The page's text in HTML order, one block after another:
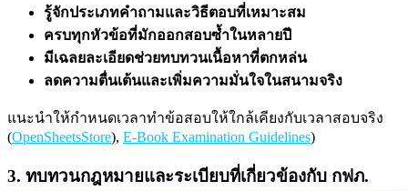
รู้จักประเภทคำถามและวิธีตอบที่เหมาะสม
ครบทุกหัวข้อที่มักออกสอบซ้ำในหลายปี
มีเฉลยละเอียดช่วยทบทวนเนื้อหาที่ตกหล่น
ลดความตื่นเต้นและเพิ่มความมั่นใจในสนามจริง
แนะนำให้กำหนดเวลาทำข้อสอบให้ใกล้เคียงกับเวลาสอบจริง
(OpenSheetsStore), E-Book Examination Guidelines)
3. ทบทวนกฎหมายและระเบียบที่เกี่ยวข้องกับ กฟภ.